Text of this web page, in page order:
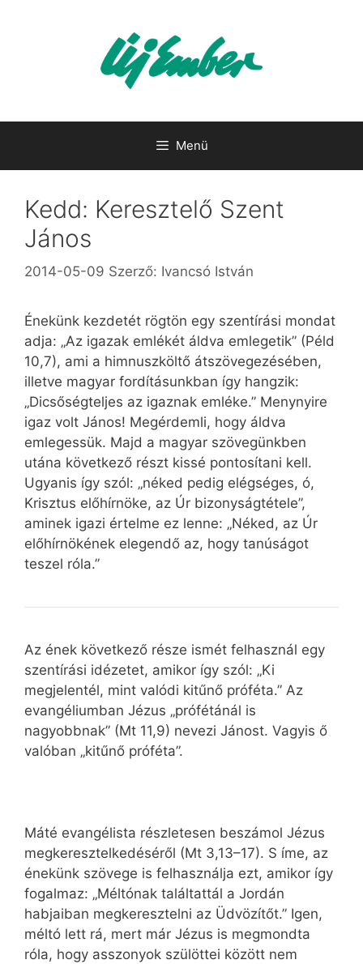
Menü
Kedd: Keresztelő Szent
János
2014-05-09 Szerző: Ivancsó István
Énekünk kezdetét rögtön egy szentírási mondat
adja: „Az igazak emlékét áldva emlegetik” (Péld
10,7), ami a himnuszköltő átszövegezésében,
illetve magyar fordításunkban így hangzik:
„Dicsőségteljes az igaznak emléke.” Menynyire
igaz volt János! Megérdemli, hogy áldva
emlegessük. Majd a magyar szövegünkben
utána következő részt kissé pontosítani kell.
Ugyanis így szól: „néked pedig elégséges, ó,
Krisztus előhírnöke, az Úr bizonyságtétele”,
aminek igazi értelme ez lenne: „Néked, az Úr
előhírnökének elegendő az, hogy tanúságot
teszel róla.”
Az ének következő része ismét felhasznál egy
szentírási idézetet, amikor így szól: „Ki
megjelentél, mint valódi kitűnő próféta.” Az
evangéliumban Jézus „prófétánál is
nagyobbnak” (Mt 11,9) nevezi Jánost. Vagyis ő
valóban „kitűnő próféta”.
Máté evangélista részletesen beszámol Jézus
megkeresztelkedéséről (Mt 3,13–17). S íme, az
énekünk szövege is felhasználja ezt, amikor így
fogalmaz: „Méltónak találtattál a Jordán
habjaiban megkeresztelni az Üdvözítőt.” Igen,
méltó lett rá, mert már Jézus is megmondta
róla, hogy asszonyok szülöttei között nem